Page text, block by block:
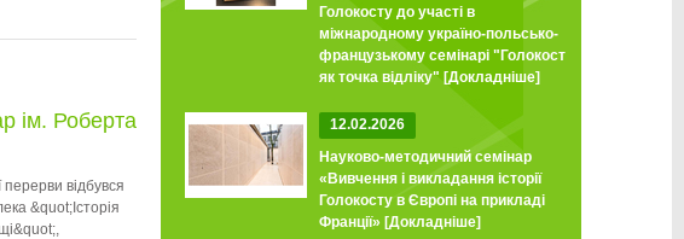
ім. Роберта
відбувся
&quot;Історія
Голокосту до участі в
міжнародному україно-польсько-
французькому семінарі "Голокост
як точка відліку" [Докладніше]
12.02.2026
Науково-методичний семінар
«Вивчення і викладання історії
Голокосту в Європі на прикладі
Франції» [Докладніше]